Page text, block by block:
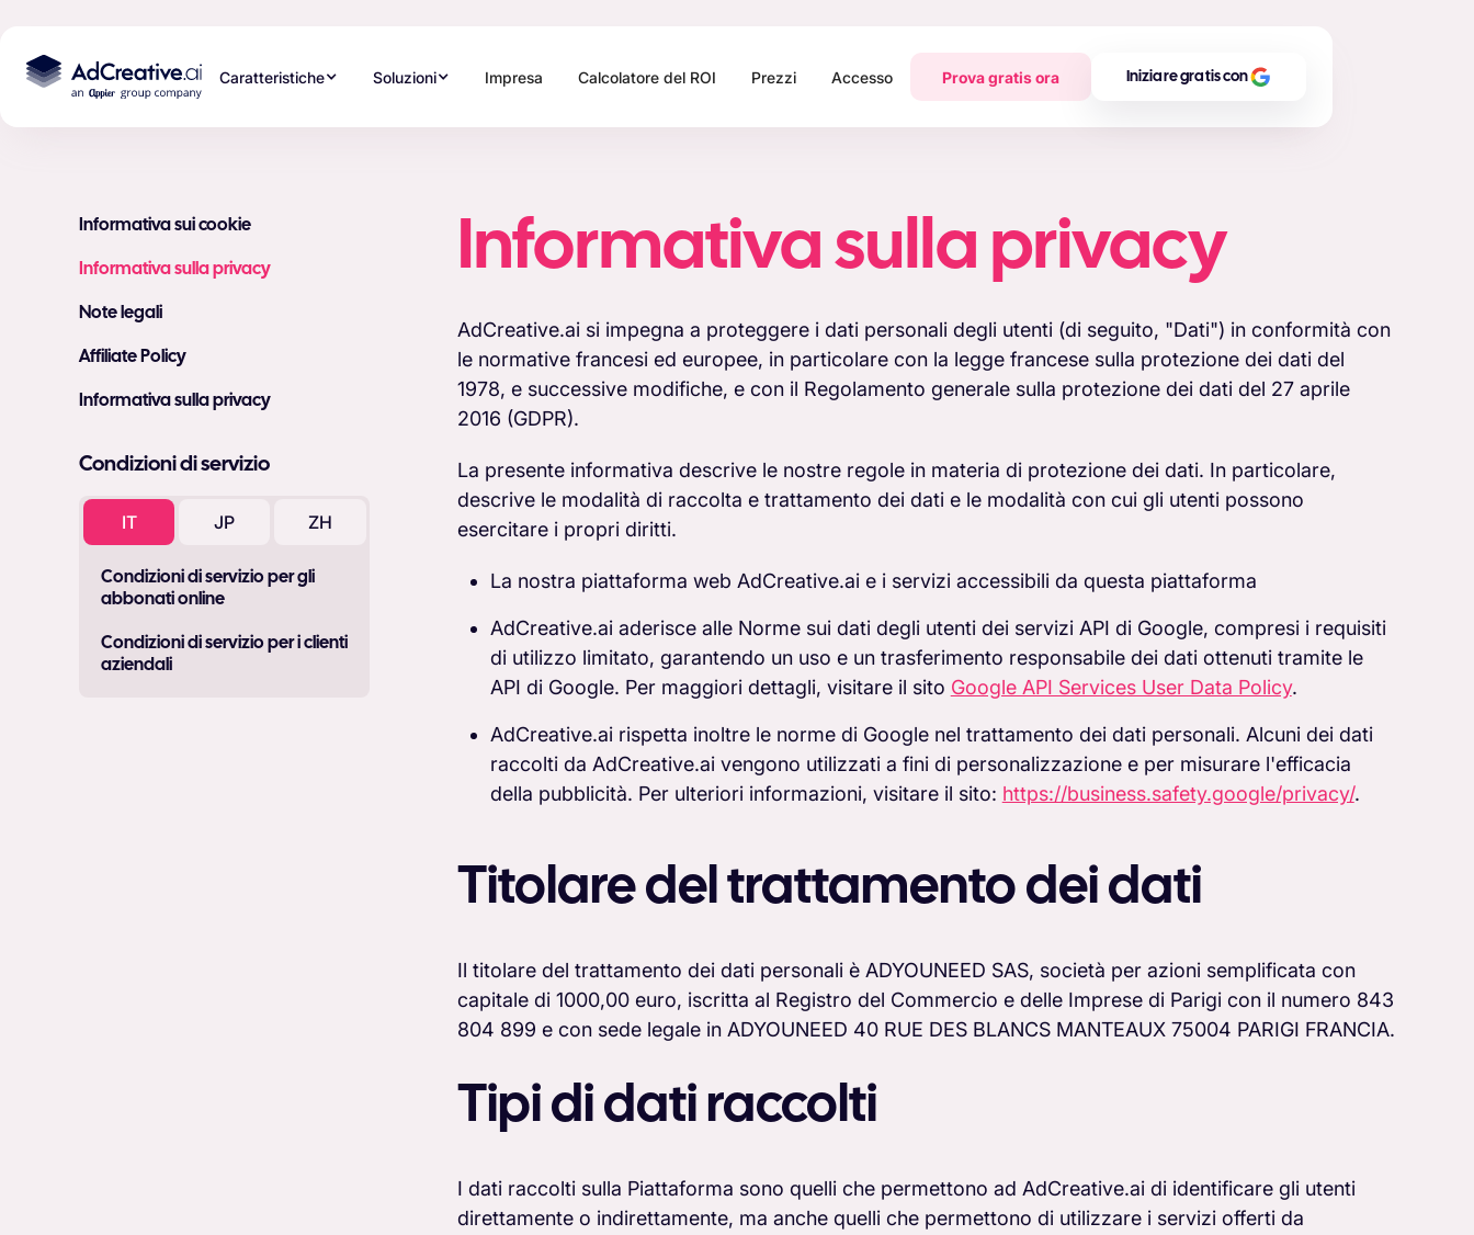
Caratteristiche Soluzioni Impresa Calcolatore del ROI Prezzi Accesso Prova gratis ora Iniziare gratis con
Informativa sui cookie
Informativa sulla privacy
Note legali
Affiliate Policy
Informativa sulla privacy
Condizioni di servizio
IT JP ZH
Condizioni di servizio per gli
abbonati online
Condizioni di servizio per i clienti
aziendali
Informativa sulla privacy
AdCreative.ai si impegna a proteggere i dati personali degli utenti (di seguito, "Dati") in conformità con
le normative francesi ed europee, in particolare con la legge francese sulla protezione dei dati del
1978, e successive modifiche, e con il Regolamento generale sulla protezione dei dati del 27 aprile
2016 (GDPR).
La presente informativa descrive le nostre regole in materia di protezione dei dati. In particolare,
descrive le modalità di raccolta e trattamento dei dati e le modalità con cui gli utenti possono
esercitare i propri diritti.
La nostra piattaforma web AdCreative.ai e i servizi accessibili da questa piattaforma
AdCreative.ai aderisce alle Norme sui dati degli utenti dei servizi API di Google, compresi i requisiti
di utilizzo limitato, garantendo un uso e un trasferimento responsabile dei dati ottenuti tramite le
API di Google. Per maggiori dettagli, visitare il sito Google API Services User Data Policy.
AdCreative.ai rispetta inoltre le norme di Google nel trattamento dei dati personali. Alcuni dei dati
raccolti da AdCreative.ai vengono utilizzati a fini di personalizzazione e per misurare l'efficacia
della pubblicità. Per ulteriori informazioni, visitare il sito: https://business.safety.google/privacy/.
Titolare del trattamento dei dati
Il titolare del trattamento dei dati personali è ADYOUNEED SAS, società per azioni semplificata con
capitale di 1000,00 euro, iscritta al Registro del Commercio e delle Imprese di Parigi con il numero 843
804 899 e con sede legale in ADYOUNEED 40 RUE DES BLANCS MANTEAUX 75004 PARIGI FRANCIA.
Tipi di dati raccolti
I dati raccolti sulla Piattaforma sono quelli che permettono ad AdCreative.ai di identificare gli utenti
direttamente o indirettamente, ma anche quelli che permettono di utilizzare i servizi offerti da